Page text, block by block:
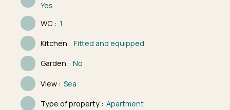
Yes
WC : 1
Kitchen : Fitted and equipped
Garden : No
View : Sea
Type of property : Apartment